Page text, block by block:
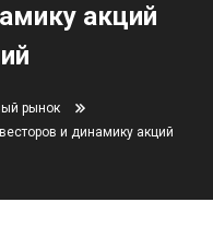
акций
рынок
и динамику акций